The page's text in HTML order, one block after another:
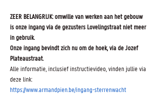
ZEER BELANGRIJK: omwille van werken aan het gebouw
is onze ingang via de gezusters Lovelingstraat niet meer
in gebruik.
Onze ingang bevindt zich nu om de hoek, via de Jozef
Plateaustraat.
Alle informatie, inclusief instructievideo, vinden jullie via
deze link:
https://www.armandpien.be/ingang-sterrenwacht